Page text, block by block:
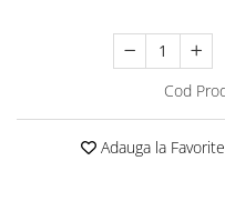
Cod
Adauga la Favorite